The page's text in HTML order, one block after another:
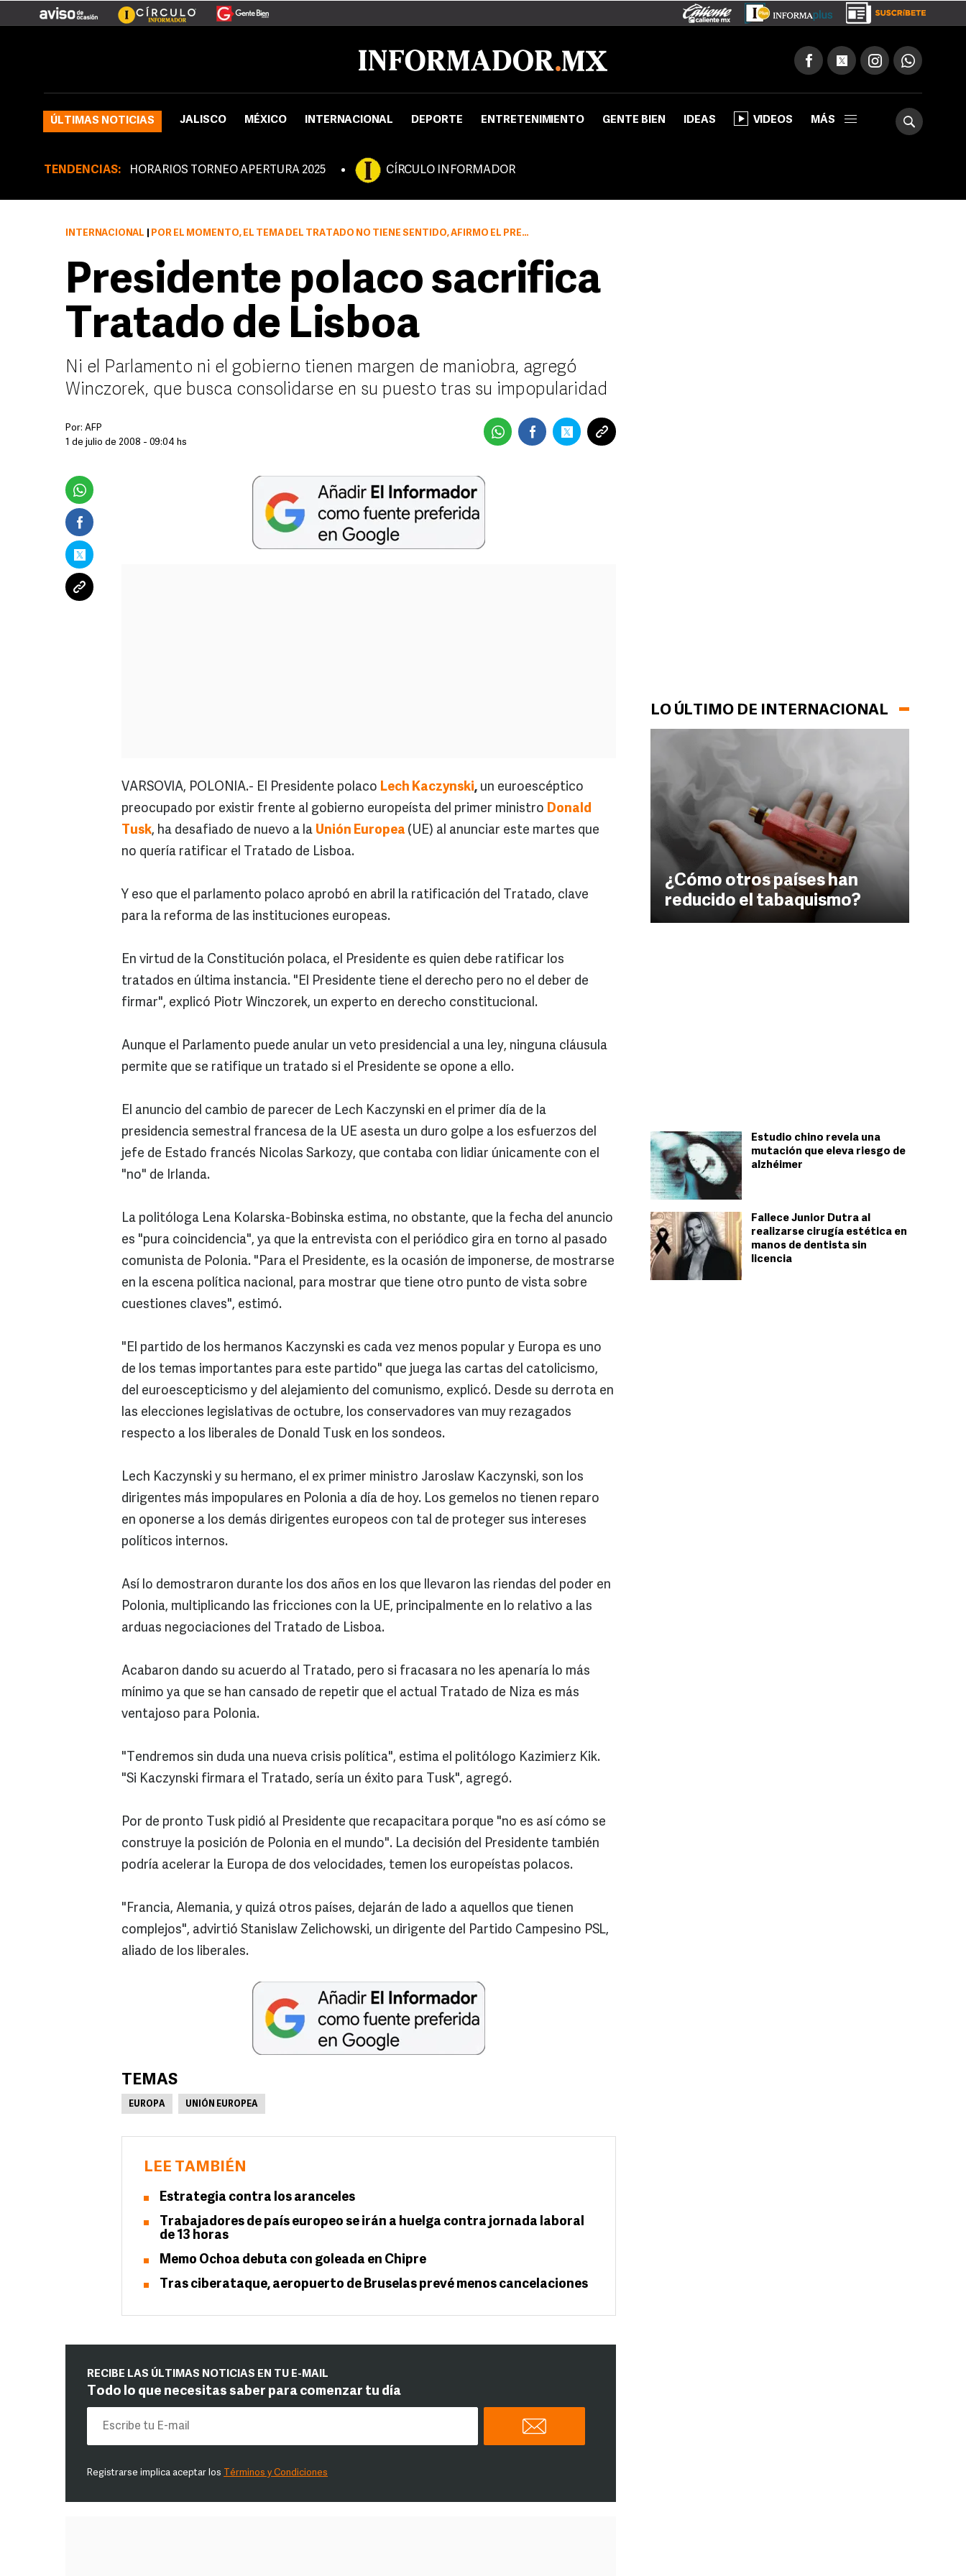
ÚLTIMAS NOTICIAS JALISCO MÉXICO INTERNACIONAL DEPORTE ENTRETENIMIENTO GENTE BIEN IDEAS VIDEOS MÁS
TENDENCIAS: HORARIOS TORNEO APERTURA 2025 CÍRCULO INFORMADOR
LO ÚLTIMO DE INTERNACIONAL
¿Cómo otros países han
reducido el tabaquismo?
Estudio chino revela una
mutación que eleva riesgo de
alzhéimer
Fallece Junior Dutra al
realizarse cirugía estética en
manos de dentista sin
licencia
INTERNACIONAL POR EL MOMENTO, EL TEMA DEL TRATADO NO TIENE SENTIDO, AFIRMÓ EL PRESIDENTE
Presidente polaco sacrifica
Tratado de Lisboa
Ni el Parlamento ni el gobierno tienen margen de maniobra, agregó
Winczorek, que busca consolidarse en su puesto tras su impopularidad
Por: AFP
1 de julio de 2008 - 09:04 hs
VARSOVIA, POLONIA.- El Presidente polaco Lech Kaczynski, un euroescéptico
preocupado por existir frente al gobierno europeísta del primer ministro Donald
Tusk, ha desafiado de nuevo a la Unión Europea (UE) al anunciar este martes que
no quería ratificar el Tratado de Lisboa.
Y eso que el parlamento polaco aprobó en abril la ratificación del Tratado, clave
para la reforma de las instituciones europeas.
En virtud de la Constitución polaca, el Presidente es quien debe ratificar los
tratados en última instancia. "El Presidente tiene el derecho pero no el deber de
firmar", explicó Piotr Winczorek, un experto en derecho constitucional.
Aunque el Parlamento puede anular un veto presidencial a una ley, ninguna cláusula
permite que se ratifique un tratado si el Presidente se opone a ello.
El anuncio del cambio de parecer de Lech Kaczynski en el primer día de la
presidencia semestral francesa de la UE asesta un duro golpe a los esfuerzos del
jefe de Estado francés Nicolas Sarkozy, que contaba con lidiar únicamente con el
"no" de Irlanda.
La politóloga Lena Kolarska-Bobinska estima, no obstante, que la fecha del anuncio
es "pura coincidencia", ya que la entrevista con el periódico gira en torno al pasado
comunista de Polonia. "Para el Presidente, es la ocasión de imponerse, de mostrarse
en la escena política nacional, para mostrar que tiene otro punto de vista sobre
cuestiones claves", estimó.
"El partido de los hermanos Kaczynski es cada vez menos popular y Europa es uno
de los temas importantes para este partido" que juega las cartas del catolicismo,
del euroescepticismo y del alejamiento del comunismo, explicó. Desde su derrota en
las elecciones legislativas de octubre, los conservadores van muy rezagados
respecto a los liberales de Donald Tusk en los sondeos.
Lech Kaczynski y su hermano, el ex primer ministro Jaroslaw Kaczynski, son los
dirigentes más impopulares en Polonia a día de hoy. Los gemelos no tienen reparo
en oponerse a los demás dirigentes europeos con tal de proteger sus intereses
políticos internos.
Así lo demostraron durante los dos años en los que llevaron las riendas del poder en
Polonia, multiplicando las fricciones con la UE, principalmente en lo relativo a las
arduas negociaciones del Tratado de Lisboa.
Acabaron dando su acuerdo al Tratado, pero si fracasara no les apenaría lo más
mínimo ya que se han cansado de repetir que el actual Tratado de Niza es más
ventajoso para Polonia.
"Tendremos sin duda una nueva crisis política", estima el politólogo Kazimierz Kik.
"Si Kaczynski firmara el Tratado, sería un éxito para Tusk", agregó.
Por de pronto Tusk pidió al Presidente que recapacitara porque "no es así cómo se
construye la posición de Polonia en el mundo". La decisión del Presidente también
podría acelerar la Europa de dos velocidades, temen los europeístas polacos.
"Francia, Alemania, y quizá otros países, dejarán de lado a aquellos que tienen
complejos", advirtió Stanislaw Zelichowski, un dirigente del Partido Campesino PSL,
aliado de los liberales.
TEMAS
EUROPA UNIÓN EUROPEA
LEE TAMBIÉN
Estrategia contra los aranceles
Trabajadores de país europeo se irán a huelga contra jornada laboral
de 13 horas
Memo Ochoa debuta con goleada en Chipre
Tras ciberataque, aeropuerto de Bruselas prevé menos cancelaciones
RECIBE LAS ÚLTIMAS NOTICIAS EN TU E-MAIL
Todo lo que necesitas saber para comenzar tu día
Registrarse implica aceptar los Términos y Condiciones